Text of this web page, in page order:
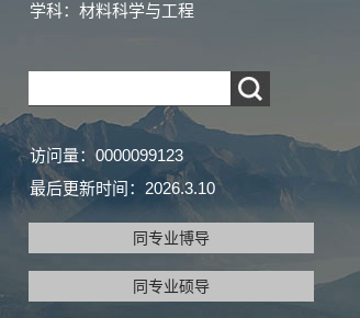
学科：材料科学与工程
访问量： 0000099123
最后更新时间： 2026.3.10
同专业博导
同专业硕导